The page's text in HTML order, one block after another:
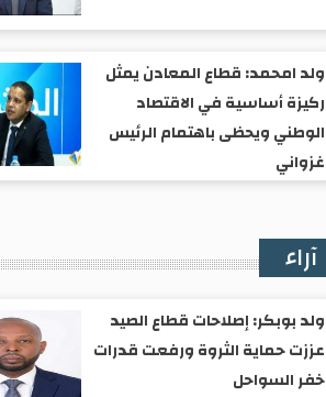
ولد امحمد: قطاع المعادن يمثل
ركيزة أساسية في الاقتصاد
الوطني ويحظى باهتمام الرئيس
غزواني
آراء
ولد بوبكر: إصلاحات قطاع الصيد
عززت حماية الثروة ورفعت قدرات
خفر السواحل